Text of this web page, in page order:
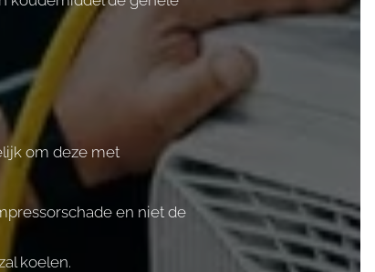
om deze met
en niet de
koelen.